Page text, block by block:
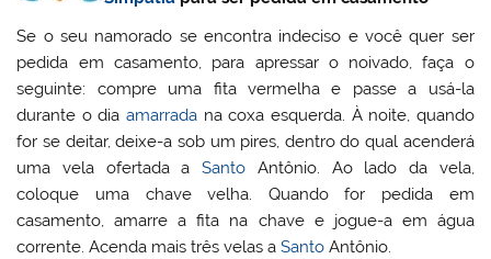
Se o seu namorado se encontra indeciso e você quer ser
pedida em casamento, para apressar o noivado, faça o
seguinte: compre uma fita vermelha e passe a usá-la
durante o diaamarrada na coxa esquerda. À noite, quando
for se deitar, deixe-a sob um pires, dentro do qual acenderá
uma vela ofertada aSanto Antônio. Ao lado da vela,
coloque uma chave velha. Quando for pedida em
casamento, amarre a fita na chave e jogue-a em água
corrente. Acenda mais três velas aSanto Antônio.